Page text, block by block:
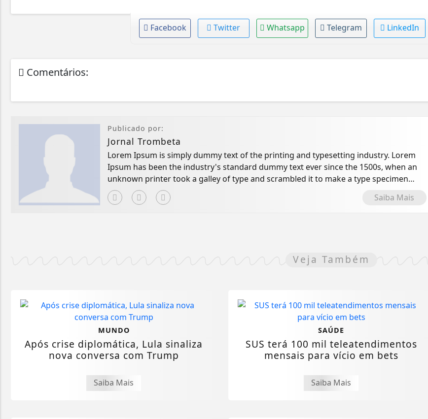
Facebook Twitter Whatsapp Telegram LinkedIn
Comentários:
Publicado por:
Jornal Trombeta
Lorem Ipsum is simply dummy text of the printing and typesetting industry. Lorem
Ipsum has been the industry's standard dummy text ever since the 1500s, when an
unknown printer took a galley of type and scrambled it to make a type specimen
book.
Saiba Mais
Veja Também
MUNDO
Após crise diplomática, Lula sinaliza
nova conversa com Trump
Saiba Mais
SAÚDE
SUS terá 100 mil teleatendimentos
mensais para vício em bets
Saiba Mais